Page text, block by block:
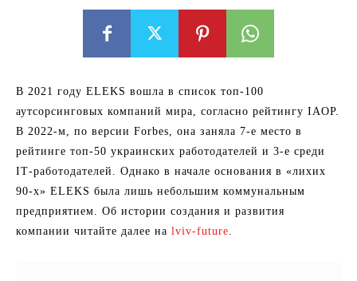
В 2021 году ELEKS вошла в список топ-100
аутсорсинговых компаний мира, согласно рейтингу IAOP.
В 2022-м, по версии Forbes, она заняла 7-е место в
рейтинге топ-50 украинских работодателей и 3-е среди
ІТ-работодателей. Однако в начале основания в «лихих
90-х» ELEKS была лишь небольшим коммунальным
предприятием. Об истории создания и развития
компании читайте далее на lviv-future.